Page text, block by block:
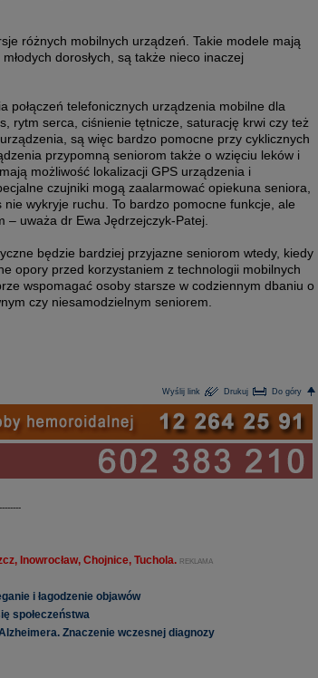
różnych mobilnych urządzeń. Takie modele mają
dorosłych, są także nieco inaczej
połączeń telefonicznych urządzenia mobilne dla
rytm serca, ciśnienie tętnicze, saturację krwi czy też
są więc bardzo pomocne przy cyklicznych
przypomną seniorom także o wzięciu leków i
możliwość lokalizacji GPS urządzenia i
czujniki mogą zaalarmować opiekuna seniora,
wykryje ruchu. To bardzo pomocne funkcje, ale
– uważa dr Ewa Jędrzejczyk-Patej.
będzie bardziej przyjazne seniorom wtedy, kiedy
opory przed korzystaniem z technologii mobilnych
wspomagać osoby starsze w codziennym dbaniu o
czy niesamodzielnym seniorem.
Wyślij link Drukuj Do góry
Inowrocław, Chojnice, Tuchola. REKLAMA
i łagodzenie objawów
społeczeństwa
Znaczenie wczesnej diagnozy